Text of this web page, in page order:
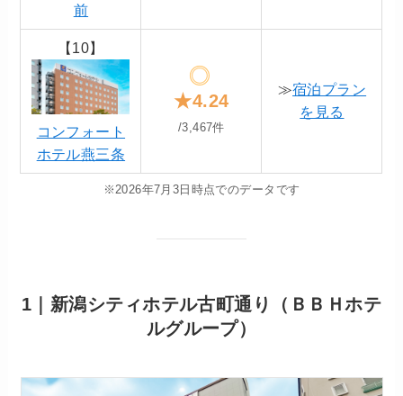
前
【10】
コンフォート
ホテル燕三条
★4.24
/3,467件
≫宿泊プラン
を見る
※2026年7月3日時点でのデータです
1｜新潟シティホテル古町通り（ＢＢＨホテ
ルグループ）